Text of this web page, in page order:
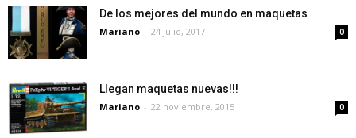
De los mejores del mundo en maquetas
Mariano - 24 julio, 2017 0
Llegan maquetas nuevas!!!
Mariano - 22 noviembre, 2015 0